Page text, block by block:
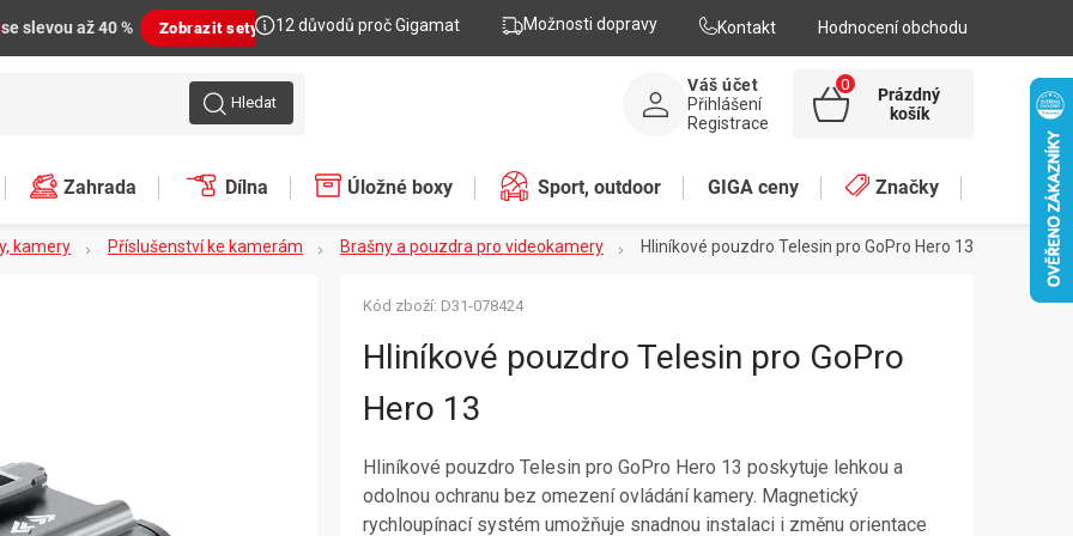
se slevou až 40 % Zobrazit sety 12 důvodů proč Gigamat Možnosti dopravy Kontakt Hodnocení obchodu
Hledat
Váš účet
Přihlášení
Registrace
NÁKUPNÍ
Prázdný
košík
Zahrada Dílna Úložné boxy Sport, outdoor GIGA ceny Značky
kamery Příslušenství ke kamerám Brašny a pouzdra pro videokamery Hliníkové pouzdro Telesin pro GoPro Hero 13
Hliníkové pouzdro Telesin pro GoPro
Hero 13
Hliníkové pouzdro Telesin pro GoPro Hero 13 poskytuje lehkou a
odolnou ochranu bez omezení ovládání kamery. Magnetický
rychloupínací systém umožňuje snadnou instalaci i změnu orientace
Kód zboží: D31-078424